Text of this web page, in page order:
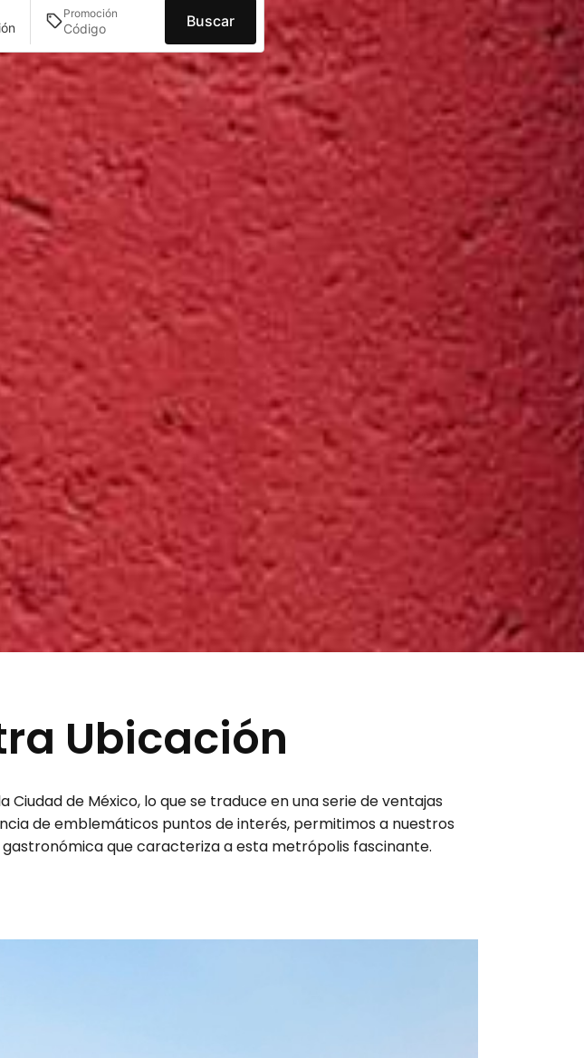
Promoción Buscar
Ubicación
de México, lo que se traduce en una serie de ventajas
de emblemáticos puntos de interés, permitimos a nuestros
que caracteriza a esta metrópolis fascinante.